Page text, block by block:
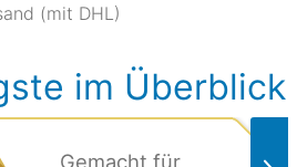
(mit DHL)
im Überblick
Gemacht für